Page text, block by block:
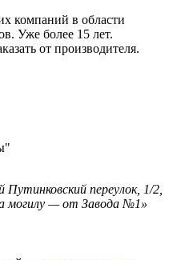
компаний в области
Уже более 15 лет.
от производителя.
переулок, 1/2,
могилу — от Завода №1»